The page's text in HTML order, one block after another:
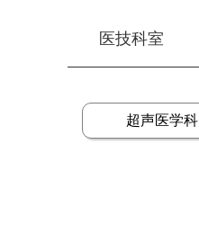
超声医学科
医技科室